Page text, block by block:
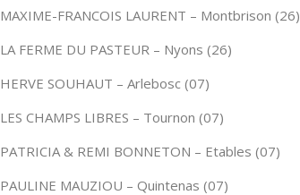
MAXIME-FRANCOIS LAURENT – Montbrison (26)
LA FERME DU PASTEUR – Nyons (26)
HERVE SOUHAUT – Arlebosc (07)
LES CHAMPS LIBRES – Tournon (07)
PATRICIA & REMI BONNETON – Etables (07)
PAULINE MAUZIOU – Quintenas (07)